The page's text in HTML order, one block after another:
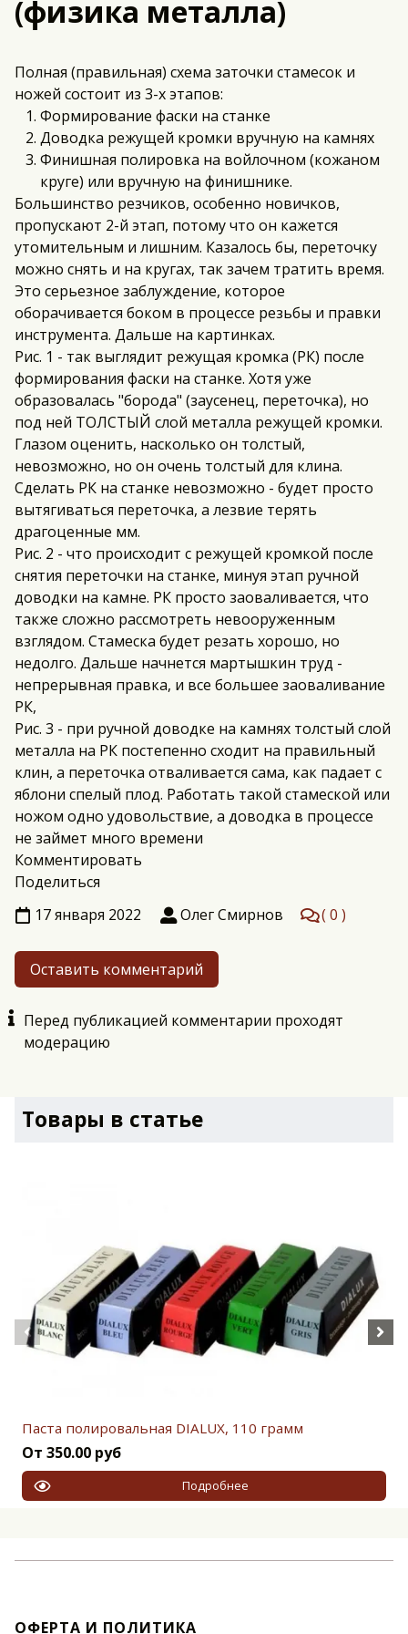
(физика металла)
Полная (правильная) схема заточки стамесок и
ножей состоит из 3-х этапов:
Формирование фаски на станке
Доводка режущей кромки вручную на камнях
Финишная полировка на войлочном (кожаном
круге) или вручную на финишнике.
Большинство резчиков, особенно новичков,
пропускают 2-й этап, потому что он кажется
утомительным и лишним. Казалось бы, переточку
можно снять и на кругах, так зачем тратить время.
Это серьезное заблуждение, которое
оборачивается боком в процессе резьбы и правки
инструмента. Дальше на картинках.
Рис. 1 - так выглядит режущая кромка (РК) после
формирования фаски на станке. Хотя уже
образовалась "борода" (заусенец, переточка), но
под ней ТОЛСТЫЙ слой металла режущей кромки.
Глазом оценить, насколько он толстый,
невозможно, но он очень толстый для клина.
Сделать РК на станке невозможно - будет просто
вытягиваться переточка, а лезвие терять
драгоценные мм.
Рис. 2 - что происходит с режущей кромкой после
снятия переточки на станке, минуя этап ручной
доводки на камне. РК просто заоваливается, что
также сложно рассмотреть невооруженным
взглядом. Стамеска будет резать хорошо, но
недолго. Дальше начнется мартышкин труд -
непрерывная правка, и все большее заоваливание
РК,
Рис. 3 - при ручной доводке на камнях толстый слой
металла на РК постепенно сходит на правильный
клин, а переточка отваливается сама, как падает с
яблони спелый плод. Работать такой стамеской или
ножом одно удовольствие, а доводка в процессе
не займет много времени
Комментировать
Поделиться
17 января 2022
Олег Смирнов 0
Оставить комментарий
Перед публикацией комментарии проходят
модерацию
Товары в статье
Паста полировальная DIALUX, 110 грамм
От 350.00 руб
Подробнее
ОФЕРТА И ПОЛИТИКА